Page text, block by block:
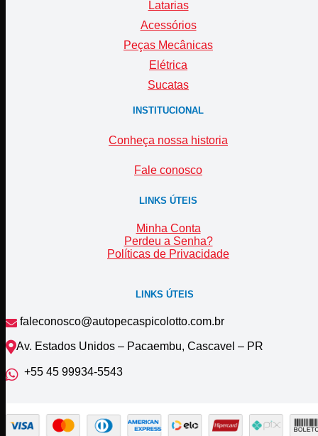
Latarias
Acessórios
Peças Mecânicas
Elétrica
Sucatas
INSTITUCIONAL
Conheça nossa historia
Fale conosco
LINKS ÚTEIS
Minha Conta
Perdeu a Senha?
Políticas de Privacidade
LINKS ÚTEIS
faleconosco@autopecaspicolotto.com.br
Av. Estados Unidos – Pacaembu, Cascavel – PR
+55 45 99934‑5543‬